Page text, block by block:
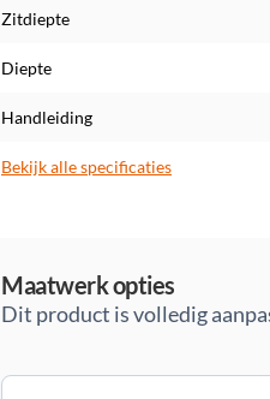
Zitdiepte
Diepte
Handleiding
Bekijk alle specificaties
Maatwerk opties
Dit product is volledig